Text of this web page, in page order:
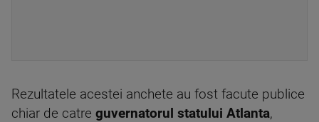
Rezultatele acestei anchete au fost facute publice
chiar de catre guvernatorul statului Atlanta,